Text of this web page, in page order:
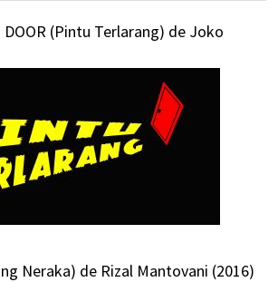
DOOR (Pintu Terlarang) de Joko
Neraka) de Rizal Mantovani (2016)